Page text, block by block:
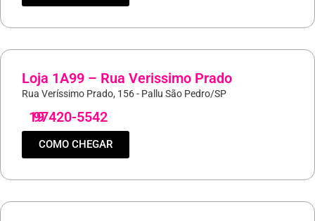
Loja 1A99 – Rua Verissimo Prado
Rua Veríssimo Prado, 156 - Pallu São Pedro/SP
19
97420-5542
COMO CHEGAR